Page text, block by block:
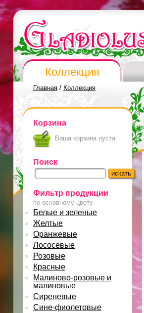
Коллекция
Главная / Коллекция
Корзина
Ваша корзина пуста
Поиск
Фильтр продукции
по основному цвету
Белые и зеленые
Желтые
Оранжевые
Лососевые
Розовые
Красные
Малиново-розовые и
малиновые
Сиреневые
Сине-фиолетовые